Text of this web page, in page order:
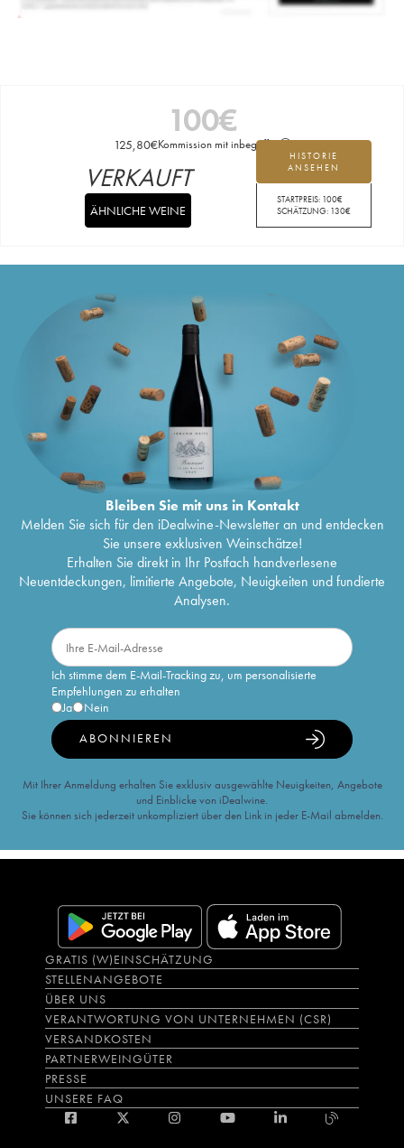
100€
125,80€Kommission mit inbegriffen
HISTORIE
ANSEHEN
STARTPREIS: 100€
SCHÄTZUNG: 130€
VERKAUFT
ÄHNLICHE WEINE
Bleiben Sie mit uns in Kontakt
Melden Sie sich für den iDealwine-Newsletter an und entdecken
Sie unsere exklusiven Weinschätze!
Erhalten Sie direkt in Ihr Postfach handverlesene
Neuentdeckungen, limitierte Angebote, Neuigkeiten und fundierte
Analysen.
Ich stimme dem E-Mail-Tracking zu, um personalisierte
Empfehlungen zu erhalten
Ja
Nein
ABONNIEREN
Mit Ihrer Anmeldung erhalten Sie exklusiv ausgewählte Neuigkeiten, Angebote
und Einblicke von iDealwine.
Sie können sich jederzeit unkompliziert über den Link in jeder E-Mail abmelden.
GRATIS (W)EINSCHÄTZUNG
STELLENANGEBOTE
ÜBER UNS
VERANTWORTUNG VON UNTERNEHMEN (CSR)
VERSANDKOSTEN
PARTNERWEINGÜTER
PRESSE
UNSERE FAQ